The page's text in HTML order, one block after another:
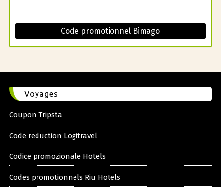
Code promotionnel Bimago
Voyages
Coupon Tripsta
Code reduction Logitravel
Codice promozionale Hotels
Codes promotionnels Riu Hotels